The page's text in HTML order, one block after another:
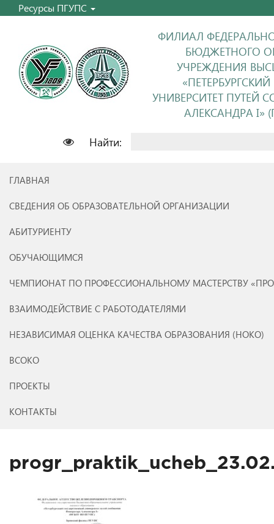
Ресурсы ПГУПС
ФИЛИАЛ
БЮДЖЕТНОГО
УЧРЕЖДЕНИЯ
УНИВЕРСИТЕТ ПУТЕЙ
АЛЕКСАНДРА I»
Найти:
ГЛАВНАЯ
СВЕДЕНИЯ ОБ ОБРАЗОВАТЕЛЬНОЙ ОРГАНИЗАЦИИ
АБИТУРИЕНТУ
ОБУЧАЮЩИМСЯ
ЧЕМПИОНАТ ПО ПРОФЕССИОНАЛЬНОМУ МАСТЕРСТВУ
ВЗАИМОДЕЙСТВИЕ С РАБОТОДАТЕЛЯМИ
НЕЗАВИСИМАЯ ОЦЕНКА КАЧЕСТВА ОБРАЗОВАНИЯ (НОКО)
ВСОКО
ПРОЕКТЫ
КОНТАКТЫ